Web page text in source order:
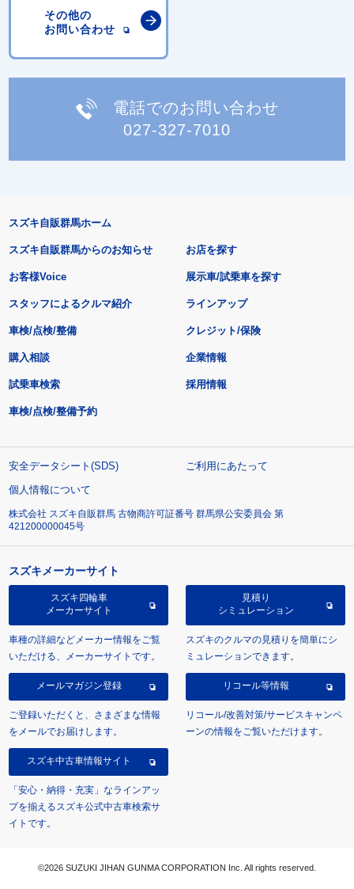
その他の
お問い合わせ
電話でのお問い合わせ
027-327-7010
スズキ自販群馬ホーム
スズキ自販群馬からのお知らせ
お客様Voice
スタッフによるクルマ紹介
お店を探す
展示車/試乗車を探す
ラインアップ
車検/点検/整備 クレジット/保険
購入相談
試乗車検索
車検/点検/整備予約
企業情報
採用情報
安全データシート(SDS)
ご利用にあたって
個人情報について
株式会社 スズキ自販群馬 古物商許可証番号 群馬県公安委員会 第
421200000045号
スズキメーカーサイト
スズキ四輪車
メーカーサイト
車種の詳細などメーカー情報をご覧
いただける、メーカーサイトです。
見積り
シミュレーション
スズキのクルマの見積りを簡単にシ
ミュレーションできます。
メールマガジン登録
ご登録いただくと、さまざまな情報
をメールでお届けします。
リコール等情報
リコール/改善対策/サービスキャンペ
ーンの情報をご覧いただけます。
スズキ中古車情報サイト
「安心・納得・充実」なラインアッ
プを揃えるスズキ公式中古車検索サ
イトです。
©2026 SUZUKI JIHAN GUNMA CORPORATION Inc. All rights reserved.